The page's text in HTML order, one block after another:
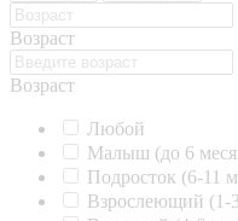
Возраст
Возраст
Любой
Малыш (до 6
Подросток (6-11
Взрослеющий (1-